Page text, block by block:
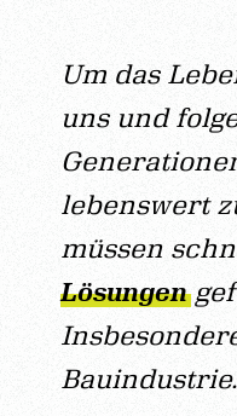
Um das
uns und
lebenswert
müssen
Lösungen
Bauindustrie.